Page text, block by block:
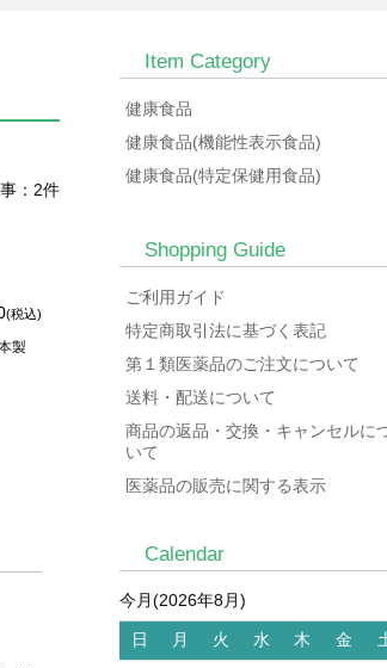
：2件
(税込)
製
Item Category
健康食品
健康食品(機能性表示食品)
健康食品(特定保健用食品)
Shopping Guide
ご利用ガイド
特定商取引法に基づく表記
第１類医薬品のご注文について
送料・配送について
商品の返品・交換・キャンセルに
いて
医薬品の販売に関する表示
Calendar
今月(2026年8月)
日 月 火 水 木 金